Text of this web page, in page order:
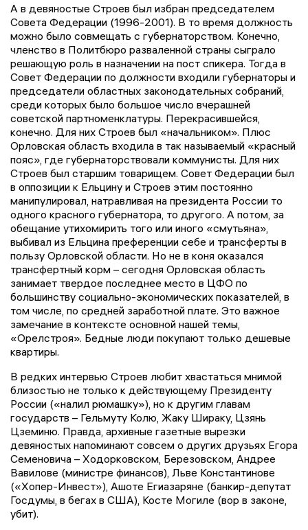
А в девяностые Строев был избран председателем
Совета Федерации (1996-2001). В то время должность
можно было совмещать с губернаторством. Конечно,
членство в Политбюро разваленной страны сыграло
решающую роль в назначении на пост спикера. Тогда в
Совет Федерации по должности входили губернаторы и
председатели областных законодательных собраний,
среди которых было большое число вчерашней
советской партноменклатуры. Перекрасившейся,
конечно. Для них Строев был «начальником». Плюс
Орловская область входила в так называемый «красный
пояс», где губернаторствовали коммунисты. Для них
Строев был старшим товарищем. Совет Федерации был
в оппозиции к Ельцину и Строев этим постоянно
манипулировал, натравливая на президента России то
одного красного губернатора, то другого. А потом, за
обещание утихомирить того или иного «смутьяна»,
выбивал из Ельцина преференции себе и трансферты в
пользу Орловской области. Но не в коня оказался
трансфертный корм – сегодня Орловская область
занимает твердое последнее место в ЦФО по
большинству социально-экономических показателей, в
том числе, по средней заработной плате. Это важное
замечание в контексте основной нашей темы,
«Орелстроя». Бедные люди покупают только дешевые
квартиры.
В редких интервью Строев любит хвастаться мнимой
близостью не только к действующему Президенту
России («налил рюмашку»), но к другим главам
государств – Гельмуту Колю, Жаку Шираку, Цзянь
Цземиню. Правда, архивные газетные вырезки
девяностых напоминают совсем о других друзьях Егора
Семеновича – Ходорковском, Березовском, Андрее
Вавилове (министре финансов), Льве Константинове
(«Хопер-Инвест»), Ашоте Егиазаряне (банкир-депутат
Госдумы, в бегах в США), Косте Могиле (вор в законе,
убит).